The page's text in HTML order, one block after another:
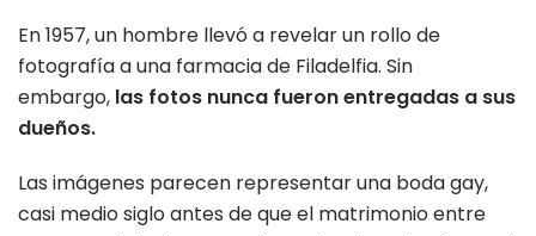
En 1957, un hombre llevó a revelar un rollo de
fotografía a una farmacia de Filadelfia. Sin
embargo, las fotos nunca fueron entregadas a sus
dueños.
Las imágenes parecen representar una boda gay,
casi medio siglo antes de que el matrimonio entre